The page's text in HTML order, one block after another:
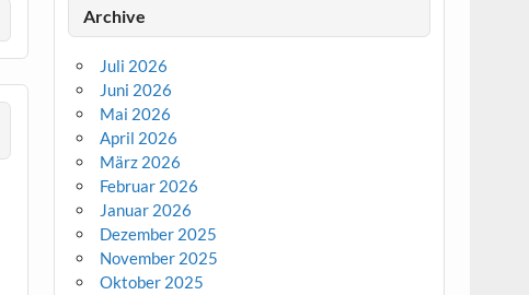
Archive
Juli 2026
Juni 2026
Mai 2026
April 2026
März 2026
Februar 2026
Januar 2026
Dezember 2025
November 2025
Oktober 2025